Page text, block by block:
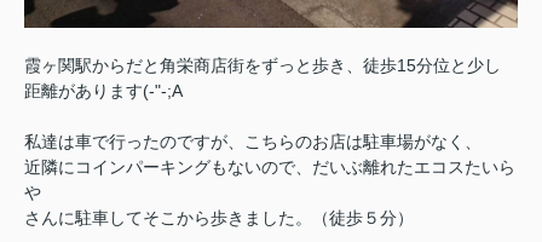
霞ヶ関駅からだと角栄商店街をずっと歩き、徒歩15分位と少し
距離があります(-"-;A
私達は車で行ったのですが、こちらのお店は駐車場がなく、
近隣にコインパーキングもないので、だいぶ離れたエコスたいら
や
さんに駐車してそこから歩きました。（徒歩５分）